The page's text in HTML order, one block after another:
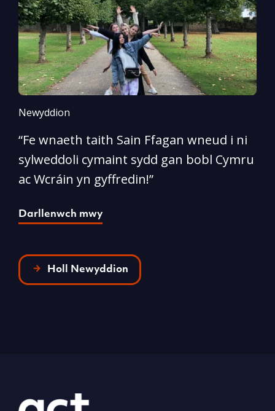
Newyddion
“Fe wnaeth taith Sain Ffagan wneud i ni
sylweddoli cymaint sydd gan bobl Cymru
ac Wcráin yn gyffredin!”
Darllenwch mwy
Holl Newyddion